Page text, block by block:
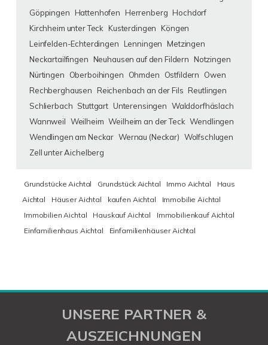
Göppingen
Hattenhofen Herrenberg Hochdorf
Kirchheim unter Teck
Kusterdingen
Köngen
Leinfelden-Echterdingen
Lenningen
Metzingen
Neckartailfingen
Neuhausen auf den Fildern
Notzingen
Nürtingen
Oberboihingen Ohmden Ostfildern
Owen
Rechberghausen
Reichenbach an der Fils Reutlingen
Schlierbach Stuttgart Unterensingen Walddorfhäslach
Wannweil Weilheim Weilheim an der Teck Wendlingen
Wendlingen am Neckar Wernau (Neckar) Wolfschlugen
Zell unter Aichelberg
Grundstücke Aichtal Grundstück Aichtal Immo Aichtal
Haus
Aichtal
Häuser Aichtal kaufen Aichtal
Immobilie Aichtal
Immobilien Aichtal
Hauskauf Aichtal
Immobilienkauf Aichtal
Einfamilienhaus Aichtal
Einfamilienhäuser Aichtal
UNSERE PARTNER &
AUSZEICHNUNGEN